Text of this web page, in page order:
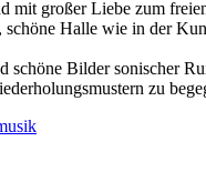
mit großer Liebe zum
Halle wie in der
schöne Bilder sonischer
zu